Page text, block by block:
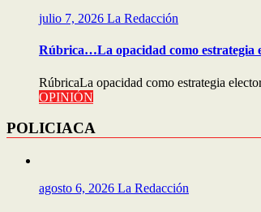
julio 7, 2026 La Redacción
Rúbrica…La opacidad como estrategia
RúbricaLa opacidad como estrategia
OPINIÓN
POLICIACA
agosto 6, 2026 La Redacción